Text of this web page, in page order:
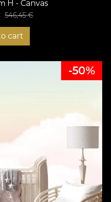
H - Canvas
546,45€
cart
-50%